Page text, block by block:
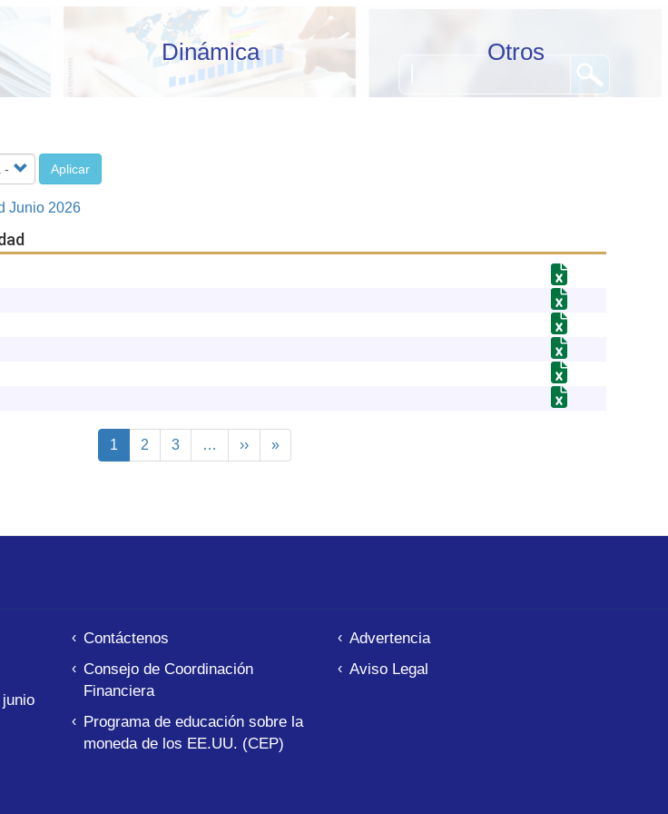
Dinámica Otros
Aplicar
Junio 2026
Página
actual
1 Page
2 Page
3 …
Siguiente
página
››
Última
página
»
Contáctenos
Consejo de Coordinación
Financiera
Programa de educación sobre la
moneda de los EE.UU. (CEP)
Advertencia
Aviso Legal